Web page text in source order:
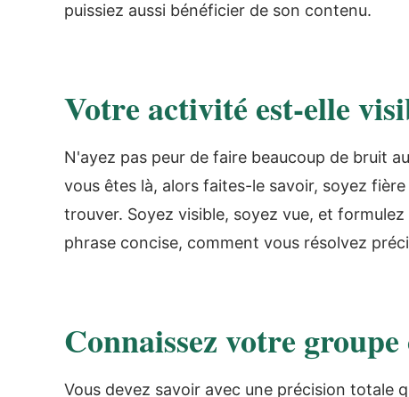
puissiez aussi bénéficier de son contenu.
Votre activité est-elle
N'ayez pas peur de faire beaucoup de bruit
vous êtes là, alors faites-le savoir, soyez
trouver. Soyez visible, soyez vue, et
phrase concise, comment vous résolvez
Connaissez votre
Vous devez savoir avec une précision totale